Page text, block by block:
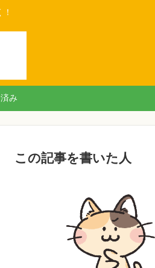
み
この記事を書いた人